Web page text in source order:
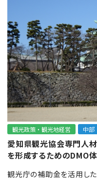
観光政策・観光地経営 中部
愛知県観光協会専門人
を形成するためのDMO
観光庁の補助金を活用し